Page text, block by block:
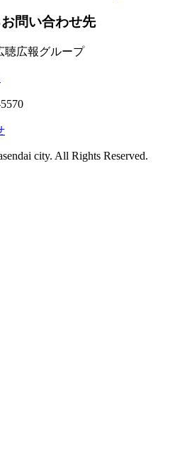
問い合わせ先
聴広報グループ
city. All Rights Reserved.